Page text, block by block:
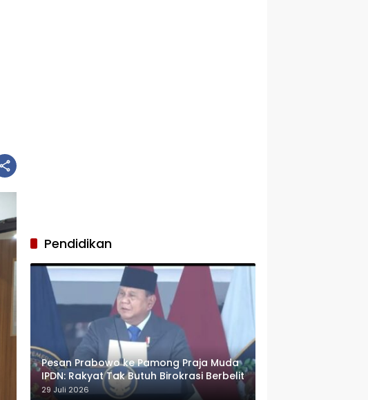
Pendidikan
Pesan Prabowo ke Pamong Praja Muda
IPDN: Rakyat Tak Butuh Birokrasi Berbelit
29 Juli 2026